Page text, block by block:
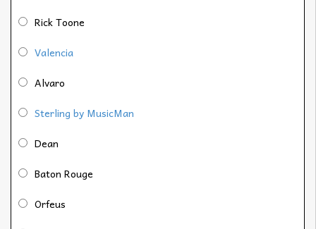
Rick Toone
Valencia
Alvaro
Sterling by MusicMan
Dean
Baton Rouge
Orfeus